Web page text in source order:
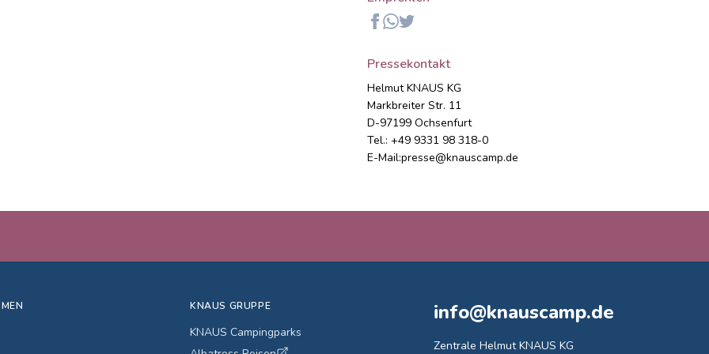
Facebook
Whatsapp
Twitter
Pressekontakt
Helmut KNAUS KG
Markbreiter Str. 11
D-97199 Ochsenfurt
Tel.: +49 9331 98 318-0
E-Mail:presse@knauscamp.de
KNAUS GRUPPE
KNAUS Campingparks
info@knauscamp.de
Zentrale Helmut KNAUS KG